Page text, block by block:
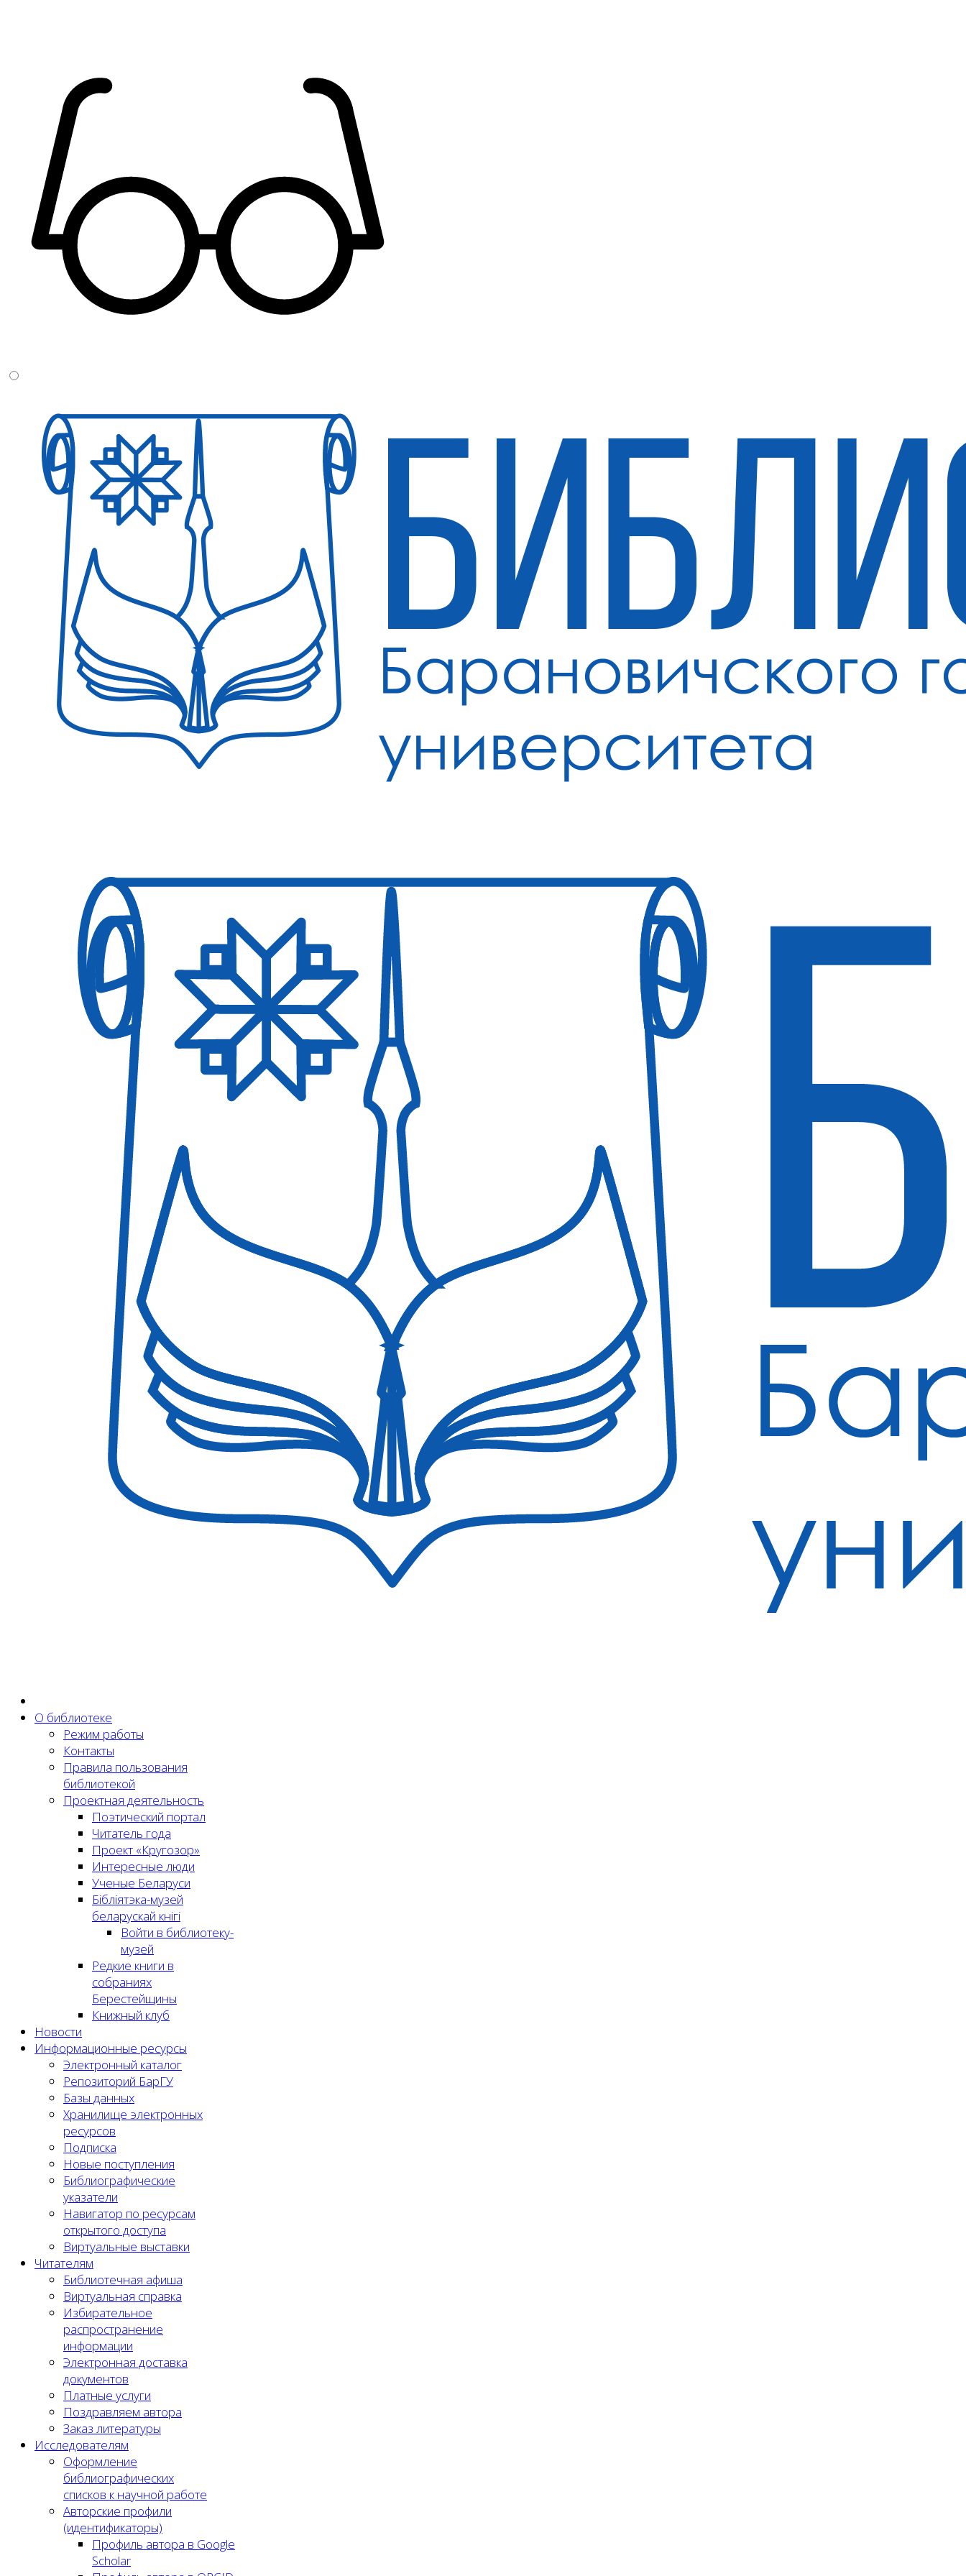
О библиотеке
Режим работы
Контакты
Правила пользования
библиотекой
Проектная деятельность
Поэтический портал
Читатель года
Проект «Кругозор»
Интересные люди
Ученые Беларуси
Бібліятэка-музей
беларускай кнігі
Войти в библиотеку-
музей
Редкие книги в
собраниях
Берестейщины
Книжный клуб
Новости
Информационные ресурсы
Электронный каталог
Репозиторий БарГУ
Базы данных
Хранилище электронных
ресурсов
Подписка
Новые поступления
Библиографические
указатели
Навигатор по ресурсам
открытого доступа
Виртуальные выставки
Читателям
Библиотечная афиша
Виртуальная справка
Избирательное
распространение
информации
Электронная доставка
документов
Платные услуги
Поздравляем автора
Заказ литературы
Исследователям
Оформление
библиографических
списков к научной работе
Авторские профили
(идентификаторы)
Профиль автора в Google
Scholar